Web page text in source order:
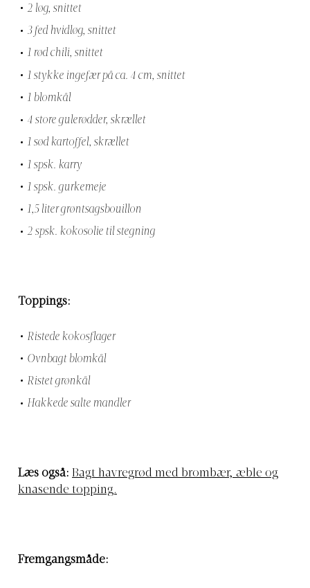
2 løg, snittet
3 fed hvidløg, snittet
1 rød chili, snittet
1 stykke ingefær på ca. 4 cm, snittet
1 blomkål
4 store gulerødder, skrællet
1 sød kartoffel, skrællet
1 spsk. karry
1 spsk. gurkemeje
1,5 liter grøntsagsbouillon
2 spsk. kokosolie til stegning
Toppings:
Ristede kokosflager
Ovnbagt blomkål
Ristet grønkål
Hakkede salte mandler
Læs også: Bagt havregrød med brombær, æble og
knasende topping.
Fremgangsmåde: